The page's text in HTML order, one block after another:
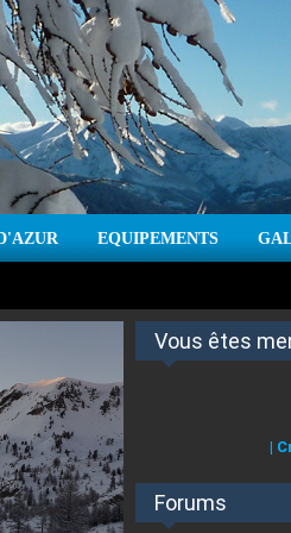
EQUIPEMENTS
°C |Prévisions météo pour les jours à
des Alpes-Maritimes
Vous êtes
|
Forums